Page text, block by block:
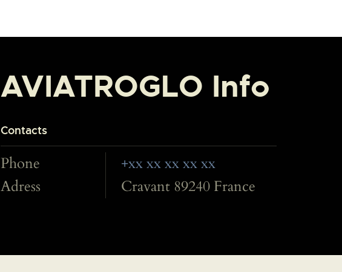
AVIATROGLO Info
Contacts
Phone
Adress
+xx xx xx xx xx
Cravant 89240 France